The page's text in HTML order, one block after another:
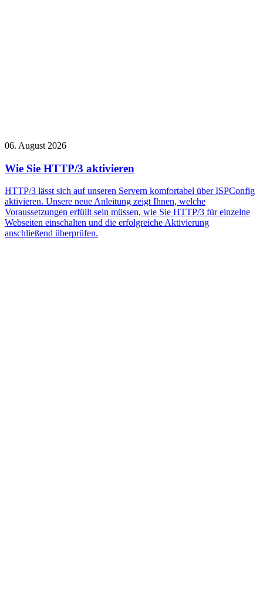
06. August 2026
Wie Sie HTTP/3 aktivieren
HTTP/3 lässt sich auf unseren Servern komfortabel über ISPConfig
aktivieren. Unsere neue Anleitung zeigt Ihnen, welche
Voraussetzungen erfüllt sein müssen, wie Sie HTTP/3 für einzelne
Webseiten einschalten und die erfolgreiche Aktivierung
anschließend überprüfen.